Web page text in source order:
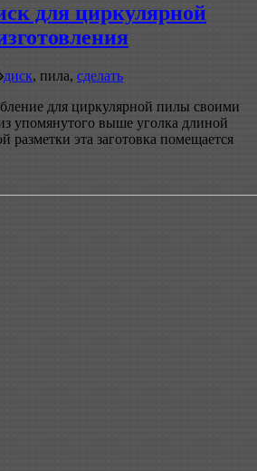
для циркулярной
диск, пила, сделать
для циркулярной пилы своими
упомянутого выше уголка длиной
разметки эта заготовка помещается